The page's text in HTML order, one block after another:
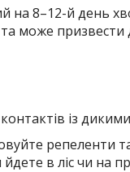
на 8–12-й день
може призвести
із
репеленти
йдете в ліс чи на